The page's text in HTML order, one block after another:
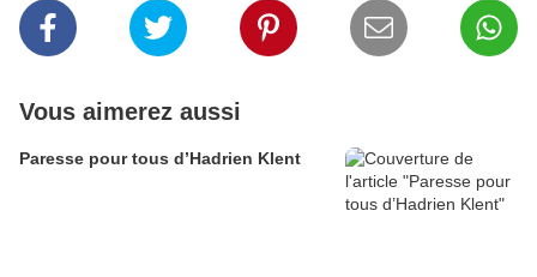
Vous aimerez aussi
Paresse pour tous d’Hadrien Klent